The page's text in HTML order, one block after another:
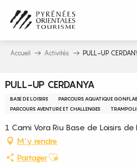
contenu
principal
Accueil Activités PULL-UP
PULL-UP CERDANYA
BASE DE LOISIRS
PARCOURS AQUATIQUE
PARCOURS AVENTURE ET CHALLENGES
1 Cami Vora Riu Base de Loisirs de
M'y rendre
PartagerAjouter aux favoris